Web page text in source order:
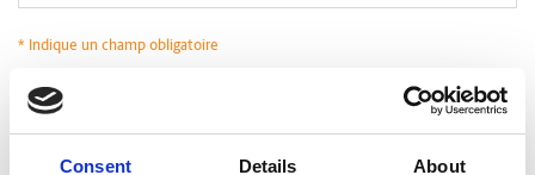
Consent Details About
* Indique un champ obligatoire
* Oui, j’accepte que The UPS Store communique avec moi*. En cliquant sur
Soumettre, je déclare avoir lu et accepter la
Politique de confidentialité..
CAPTCHA